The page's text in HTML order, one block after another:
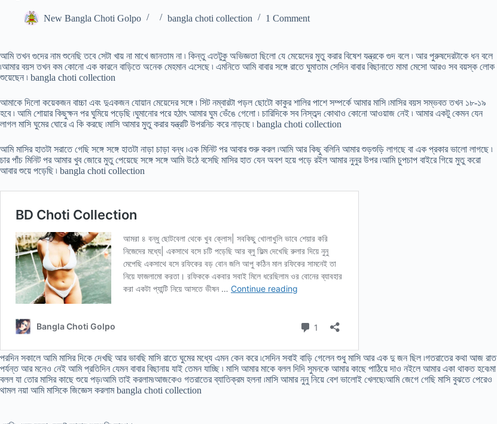
New Bangla Choti Golpo bangla choti collection 1 Comment
আমি তখন গুদের নাম শুনেছি তবে সেটা খায় না মাখে জানতাম না ৷ কিন্তু এতটুকু অভিজ্ঞতা ছিলো যে মেয়েদের মুতু করার বিষেশ যন্ত্রকে গুদ বলে ৷ আর পুরুষদেরটাকে ধন বলে
৷আমার বয়স তখন কম কোনো এক কারনে বাড়িতে অনেক মেহমান এসেছে ৷ এমনিতে আমি বাবার সঙ্গে রাতে ঘুমাতাম সেদিন বাবার বিছানাতে মামা মেসো আরও সব বয়স্ক লোক
শুয়েছেন ৷ bangla choti collection
আমাকে দিলো কয়েকজন বাচ্চা এবং দুএকজন যোয়ান মেয়েদের সঙ্গে ৷ সিট নম্বারটা পড়ল ছোটো কাকুর শালির পাশে সম্পর্কে আমার মাসি ৷মাসির বয়স সম্ভবত তখন ১৮-১৯
হবে ৷ আমি শোয়ার কিছুক্ষন পর ঘুমিয়ে পড়েছি ৷ঘুমানোর পরে হঠাৎ আমার ঘুম ভেঁঙে গেলো ৷ চারিদিকে সব নিস্তব্দ কোথাও কোনো আওয়াজ নেই ৷ আমার একটু কেমন যেন
লাগল মাসি ঘুমের ঘোরে এ কি করছে ৷মাসি আমার মুতু করার যন্ত্রটি উপরনিচ করে নাড়ছে ৷ bangla choti collection
আমি মাসির হাতটা সরাতে গেছি সঙ্গে সঙ্গে হাতটা নাড়া চাড়া বন্ধ ৷এক মিনিট পর আবার শুরু করল ৷আমি আর কিছু বলিনি আমার শুড়শুড়ি লাগছে বা এক প্রকার ভালো লাগছে ৷
চার পাঁচ মিনিট পর আমার খুব জোরে মুতু পেয়েছে সঙ্গে সঙ্গে আমি উঠে বসেছি মাসির হাত যেন অবশ হয়ে পড়ে রইল আমার নুনুর উপর ৷আমি চুপচাপ বাইরে গিয়ে মুতু করো
আবার শুয়ে পড়েছি ৷ bangla choti collection
পরদিন সকালে আমি মাসির দিকে দেখছি আর ভাবছি মাসি রাতে ঘুমের মধ্যে এমন কেন করে ৷সেদিন সবাই বাড়ি গেলেন শুধু মাসি আর এক দু জন ছিল ৷গতরাতের কথা আজ রাত
পর্যন্ত আর মনেও নেই আমি প্রতিদিন যেমন বাবার বিছানায় যাই তেমন যাচ্ছি ৷ মাসি আমার মাকে বলল দিদি সুমনকে আমার কাছে পাঠিয়ে দাও নইলে আমার একা থাকত হবে৷মা
বলল যা তোর মাসির কাছে শুয়ে পড়৷আমি তাই করলাম৷আজকেও গতরাতের ব্যাতিক্রম হলনা ৷মাসি আমার নুনু নিয়ে বেশ ভালোই খেলছে৷আমি জেগে গেছি মাসি বুঝতে পেরেও
থামল নয়া আমি মাসিকে জিজ্ঞেস করলাম bangla choti collection